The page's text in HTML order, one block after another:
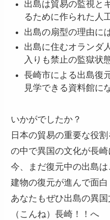
出島は貿易の監視と
るために作られた人
出島の扇型の理由に
出島に住むオランダ
入りも禁止の監獄状
長崎市による出島復
見学できる資料館に
いかがでしたか？
日本の貿易の重要な役
の中で異国の文化が長崎
今、まだ復元中の出島
建物の復元が進んで面白
あなたもぜひ出島の異
（こんね）長崎！！へ